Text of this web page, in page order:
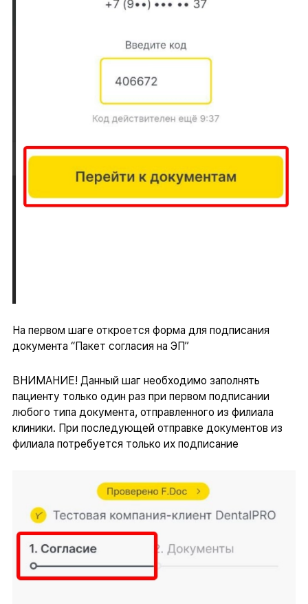
На первом шаге откроется форма для подписания
документа “Пакет согласия на ЭП”
ВНИМАНИЕ! Данный шаг необходимо заполнять
пациенту только один раз при первом подписании
любого типа документа, отправленного из филиала
клиники. При последующей отправке документов из
филиала потребуется только их подписание